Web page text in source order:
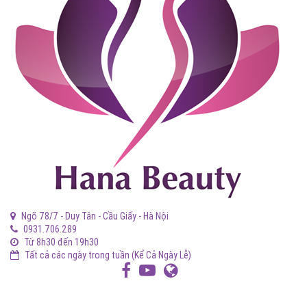
Ngõ 78/7 - Duy Tân - Cầu Giấy - Hà Nội
0931.706.289
Từ 8h30 đến 19h30
Tất cả các ngày trong tuần (Kể Cả Ngày Lễ)